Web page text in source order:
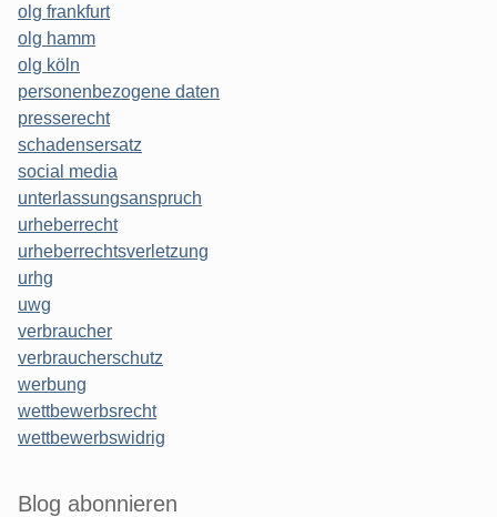
olg frankfurt
olg hamm
olg köln
personenbezogene daten
presserecht
schadensersatz
social media
unterlassungsanspruch
urheberrecht
urheberrechtsverletzung
urhg
uwg
verbraucher
verbraucherschutz
werbung
wettbewerbsrecht
wettbewerbswidrig
Blog abonnieren